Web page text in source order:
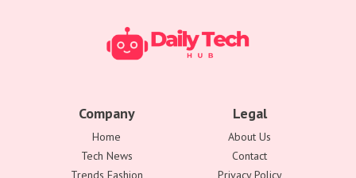
Company
Home
Tech News
Trends Fashion
Legal
About Us
Contact
Privacy Policy